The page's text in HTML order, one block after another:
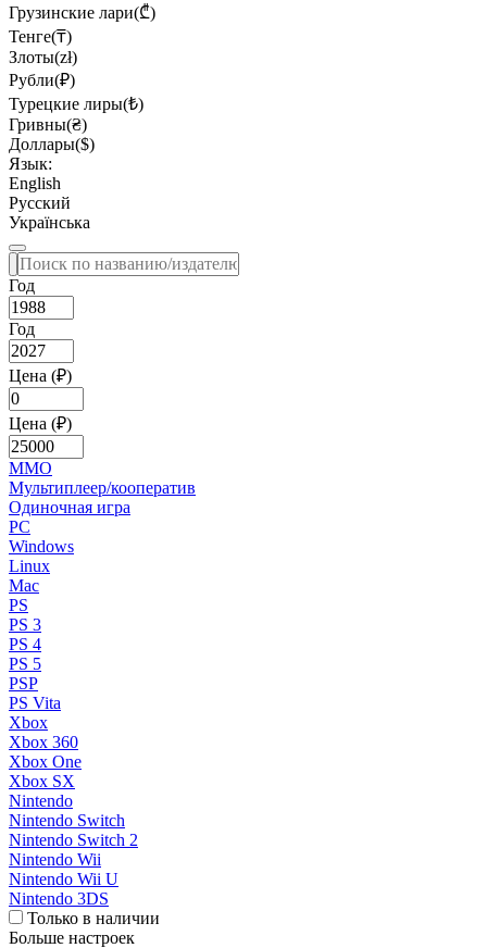
Грузинские лари(₾)
Тенге(₸)
Злоты(zł)
Рубли(₽)
Турецкие лиры(₺)
Гривны(₴)
Доллары($)
Язык:
English
Русский
Українська
Год
Год
Цена (₽)
Цена (₽)
MMO
Мультиплеер/кооператив
Одиночная игра
PC
Windows
Linux
Mac
PS
PS 3
PS 4
PS 5
PSP
PS Vita
Xbox
Xbox 360
Xbox One
Xbox SX
Nintendo
Nintendo Switch
Nintendo Switch 2
Nintendo Wii
Nintendo Wii U
Nintendo 3DS
Только в наличии
Больше настроек